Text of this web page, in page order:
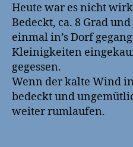
Heute war es nicht
Bedeckt, ca. 8 Grad
einmal in’s Dorf
Kleinigkeiten
gegessen.
Wenn der kalte Wind
bedeckt und
weiter rumlaufen.